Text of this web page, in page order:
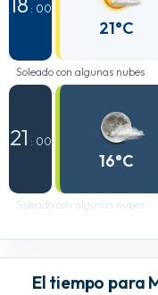
: 00
21°C
Soleado con algunas nubes
21 : 00
16°C
Soleado con algunas nubes
El tiempo para